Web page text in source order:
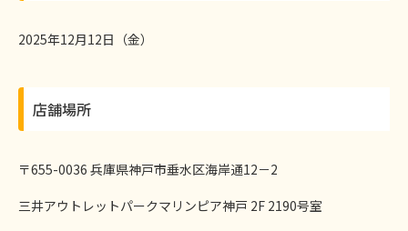
2025年12月12日（金）
店舗場所
〒655-0036 兵庫県神戸市垂水区海岸通12－2
三井アウトレットパークマリンピア神戸 2F 2190号室